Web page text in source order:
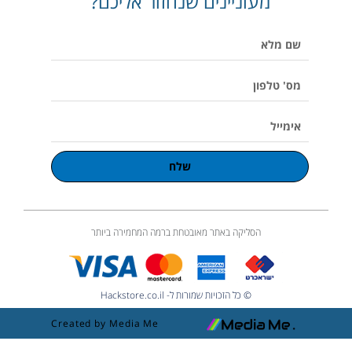
p
v
m
o
p
מלא
טלפון
שלח
הסליקה באתר מאובטחת ברמה המחמירה ביותר
© כל הזכויות שמורות ל- Hackstore.co.il
Created by Media Me